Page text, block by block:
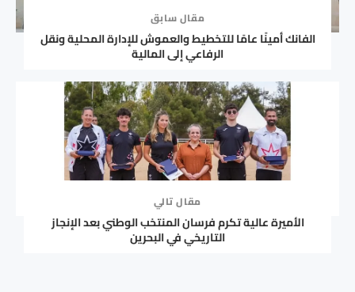
مقال سابق
الفانك أمينًا عامًا للتخطيط والعموش للإدارة المحلية ونقل
الرفاعي إلى المالية
مقال تالي
الأميرة عالية تكرم فرسان المنتخب الوطني بعد الإنجاز
التاريخي في البحرين